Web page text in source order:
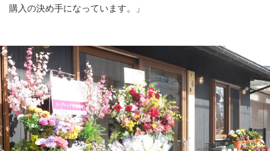
購入の決め手になっています。」